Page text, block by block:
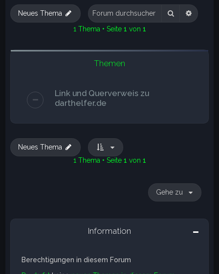
Neues Thema Suche
1 Thema • Seite 1 von 1
Themen
Link und Querverweis zu
darthelfer.de
Neues Thema
1 Thema • Seite 1 von 1
Gehe zu
Information
Berechtigungen in diesem Forum